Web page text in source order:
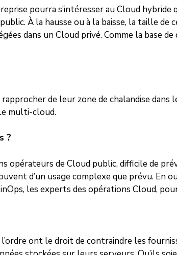
pourra s’intéresser au Cloud
À la hausse ou à la baisse, la taille de
dans un Cloud privé. Comme la base
de leur zone de chalandise
multi-cloud.
?
opérateurs de Cloud public, difficile de
d’un usage complexe que prévu. En
les experts des opérations Cloud,
ont le droit de contraindre les